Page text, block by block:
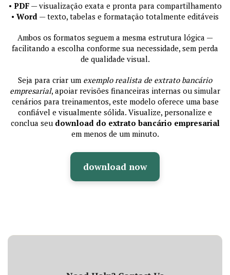
• PDF— visualização exata e pronta para compartilhamento
• Word — texto, tabelas e formatação totalmente editáveis
Ambos os formatos seguem a mesma estrutura lógica —
facilitando a escolha conforme sua necessidade, sem perda
de qualidade visual.
Seja para criar um exemplo realista de extrato bancário
empresarial, apoiar revisões financeiras internas ou simular
cenários para treinamentos, este modelo oferece uma base
confiável e visualmente sólida. Visualize, personalize e
conclua seu download do extrato bancário empresarial
em menos de um minuto.
download now